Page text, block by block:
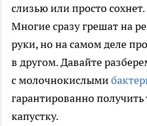
слизью или просто
Многие сразу грешат на
руки, но на самом деле
в другом. Давайте
с молочнокислыми
гарантированно
капустку.